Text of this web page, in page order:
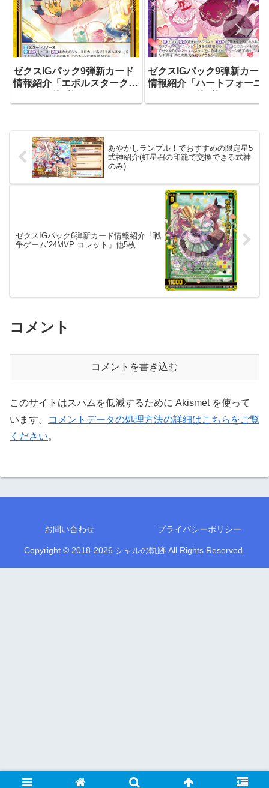
ゼクスIGパック9弾新カード
情報紹介「エボルスタークレ
ゼクスIGパック9弾新カード
情報紹介「ハートフォーユ
あやかしランブル！でおすすめの限定星5
式神紹介(虹星召の印籠で交換できる式神
のみ)
ゼクスIGパック6弾新カード情報紹介「戦
争ゲーム’24MVP コレット」他5枚
コメント
コメントを書き込む
このサイトはスパムを低減するために Akismet を使って
います。
コメントデータの処理方法の詳細はこちらをご覧
ください。
お問い合わせ プライバシーポリシー
Copyright © 2018-2026 シャルの軌跡 All Rights Reserved.